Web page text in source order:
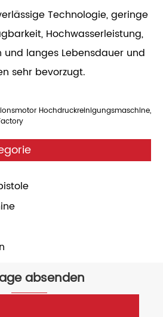
Technologie, geringe
Hochwasserleistung,
und langes Lebensdauer und
sehr bevorzugt.
Hochdruckreinigungsmaschine,
absenden